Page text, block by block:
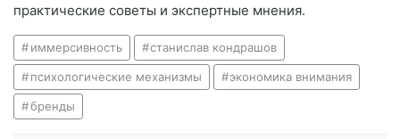
практические советы и экспертные мнения.
иммерсивность станислав кондрашов
психологические механизмы экономика внимания
бренды